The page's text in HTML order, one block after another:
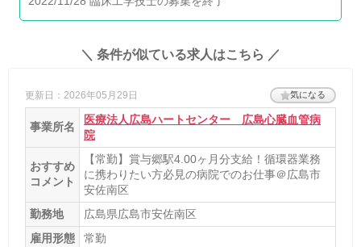
＼ 条件が似ている求人はこちら ／
更新日：2026年05月29日 気になる
事業所名
医療法人広島ハートセンター 広島心臓血管病
院
おすすめ
コメント
【常勤】賞与郷駅4.00ヶ月分支給！循環器業務
に携わりたい方必見の病院でのお仕事＠広島市
安佐南区
勤務地
広島県広島市安佐南区
雇用形態
常勤